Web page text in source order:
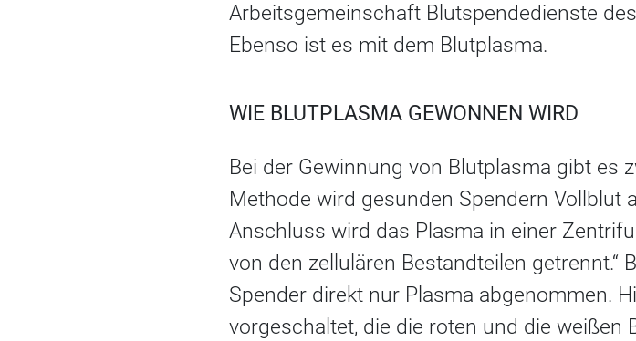
Arbeitsgemeinschaft Blutspendedienste
Ebenso ist es mit dem Blutplasma.
WIE BLUTPLASMA GEWONNEN WIRD
Bei der Gewinnung von Blutplasma gibt es
Methode wird gesunden Spendern Vollblut
Anschluss wird das Plasma in einer
von den zellulären Bestandteilen getrennt.“
Spender direkt nur Plasma abgenommen.
vorgeschaltet, die die roten und die weißen